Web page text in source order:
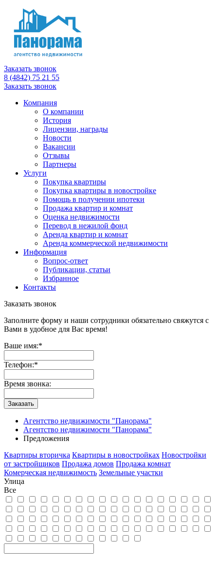
Заказать звонок
8 (4842) 75 21 55
Заказать звонок
Компания
О компании
История
Лицензии, награды
Новости
Вакансии
Отзывы
Партнеры
Услуги
Покупка квартиры
Покупка квартиры в новостройке
Помощь в получении ипотеки
Продажа квартир и комнат
Оценка недвижимости
Перевод в нежилой фонд
Аренда квартир и комнат
Аренда коммерческой недвижимости
Информация
Вопрос-ответ
Публикации, статьи
Избранное
Контакты
Заказать звонок
Заполните форму и наши сотрудники обязательно свяжутся с
Вами в удобное для Вас время!
Ваше имя:*
Телефон:*
Время звонка:
Заказать
Агентство недвижимости "Панорама"
Агентство недвижимости "Панорама"
Предложения
Квартиры вторичка Квартиры в новостройках Новостройки
от застройщиков Продажа домов Продажа комнат
Комерческая недвижимость Земельные участки
Улица
Все